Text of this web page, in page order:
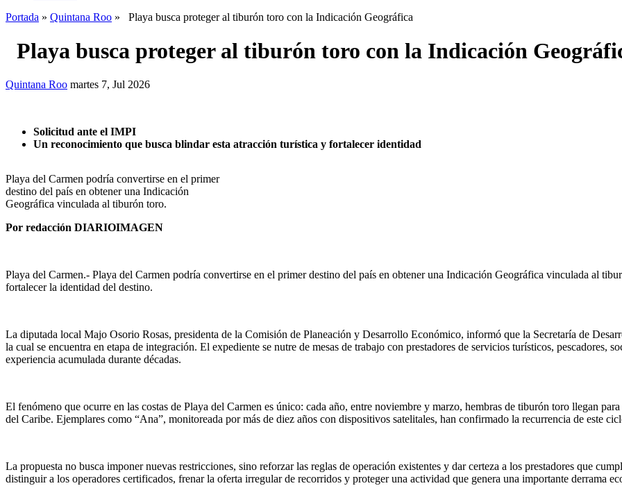
Portada » Quintana Roo » Playa busca proteger al tiburón toro con la Indicación Geográfica
Playa busca proteger al tiburón toro con la Indicación
Quintana Roo martes 7, Jul 2026
Solicitud ante el IMPI
Un reconocimiento que busca blindar esta atracción turística y fortalecer identidad
Playa del Carmen podría convertirse en el primer
destino del país en obtener una Indicación
Geográfica vinculada al tiburón toro.
Por redacción DIARIOIMAGEN
Playa del Carmen.- Playa del Carmen podría convertirse en el primer destino del país en obtener una Indicación Geográfica vinculada al
fortalecer la identidad del destino.
La diputada local Majo Osorio Rosas, presidenta de la Comisión de Planeación y Desarrollo Económico, informó que la Secretaría de
la cual se encuentra en etapa de integración. El expediente se nutre de mesas de trabajo con prestadores de servicios turísticos, pescadores,
experiencia acumulada durante décadas.
El fenómeno que ocurre en las costas de Playa del Carmen es único: cada año, entre noviembre y marzo, hembras de tiburón toro llegan
del Caribe. Ejemplares como “Ana”, monitoreada por más de diez años con dispositivos satelitales, han confirmado la recurrencia de este
La propuesta no busca imponer nuevas restricciones, sino reforzar las reglas de operación existentes y dar certeza a los prestadores que
distinguir a los operadores certificados, frenar la oferta irregular de recorridos y proteger una actividad que genera una importante derrama